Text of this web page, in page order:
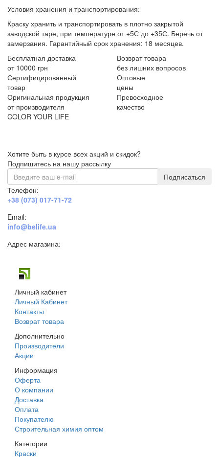
Условия хранения и транспортирования:
Краску хранить и транспортировать в плотно закрытой
заводской таре, при температуре от +5С до +35С. Беречь от
замерзания. Гарантийный срок хранения: 18 месяцев.
Бесплатная доставка
от 10000 грн
Возврат товара
без лишних вопросов
Сертифицированный
товар
Оптовые
цены
Оригинальная продукция
от производителя
Превосходное
качество
COLOR YOUR LIFE
Хотите быть в курсе всех акций и скидок?
Подпишитесь на нашу рассылку
Подписаться
Телефон:
+38 (073) 017-71-72
Email:
info@belife.ua
Адрес магазина:
Личный кабинет
Личный Кабинет
Контакты
Возврат товара
Дополнительно
Производители
Акции
Информация
Оферта
О компании
Доставка
Оплата
Покупателю
Строительная химия оптом
Категории
Краски